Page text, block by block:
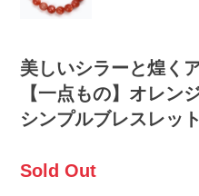
美しいシラーと煌く
【一点もの】オレン
シンプルブレスレット
Sold Out